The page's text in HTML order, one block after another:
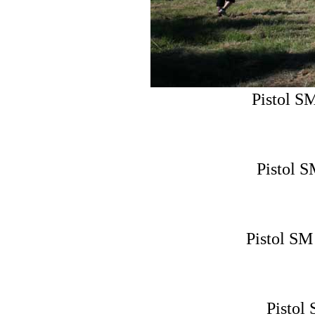
Pistol
Pistol
Pistol
Pistol